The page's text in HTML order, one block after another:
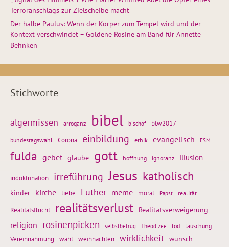
Terroranschlags zur Zielscheibe macht
Der halbe Paulus: Wenn der Körper zum Tempel wird und der
Kontext verschwindet – Goldene Rosine am Band für Annette
Behnken
Stichworte
algermissen arroganz bibel bischof btw2017
bundestagswahl Corona einbildung ethik evangelisch FSM
fulda gebet glaube gott hoffnung ignoranz illusion
indoktrination irreführung Jesus katholisch
kinder kirche liebe Luther meme moral Papst realität
Realitätsflucht realitätsverlust Realitätsverweigerung
religion rosinenpicken selbstbetrug Theodizee tod täuschung
Vereinnahmung wahl weihnachten wirklichkeit wunsch